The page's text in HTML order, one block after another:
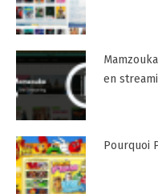
en
Pourquoi